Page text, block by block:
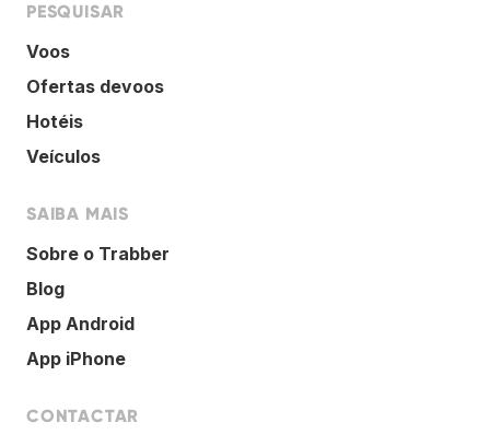
PESQUISAR
Voos
Ofertas devoos
Hotéis
Veículos
SAIBA MAIS
Sobre o Trabber
Blog
App Android
App iPhone
CONTACTAR